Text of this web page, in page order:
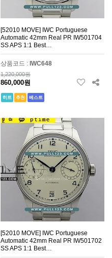
[52010 MOVE] IWC Portuguese
Automatic 42mm Real PR IW501704
SS APS 1:1 Best…
상품코드 : IWC648
1,220,000원
860,000원
히트 추천 베스트
[52010 MOVE] IWC Portuguese
Automatic 42mm Real PR IW501702
SS APS 1:1 Best…